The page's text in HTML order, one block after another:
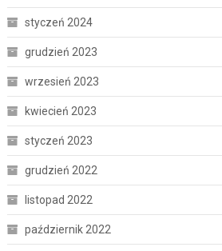
styczeń 2024
grudzień 2023
wrzesień 2023
kwiecień 2023
styczeń 2023
grudzień 2022
listopad 2022
październik 2022